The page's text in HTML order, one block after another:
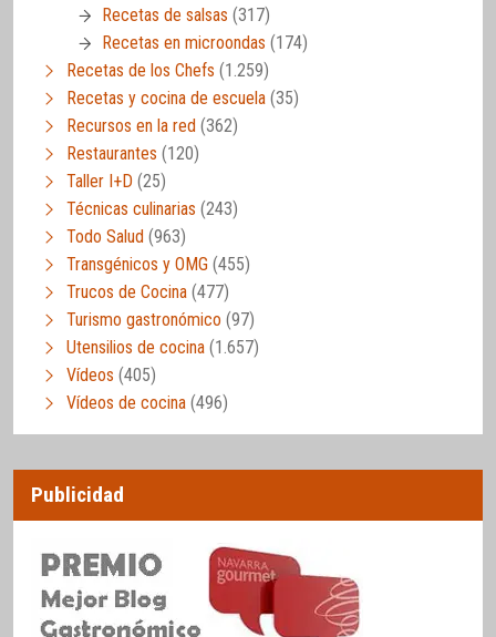
Recetas de salsas (317)
Recetas en microondas (174)
Recetas de los Chefs (1.259)
Recetas y cocina de escuela (35)
Recursos en la red (362)
Restaurantes (120)
Taller I+D (25)
Técnicas culinarias (243)
Todo Salud (963)
Transgénicos y OMG (455)
Trucos de Cocina (477)
Turismo gastronómico (97)
Utensilios de cocina (1.657)
Vídeos (405)
Vídeos de cocina (496)
Publicidad